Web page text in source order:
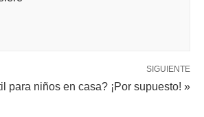
SIGUIENTE
para niños en casa? ¡Por supuesto! »